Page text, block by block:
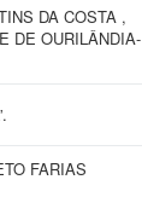
DA COSTA ,
DE OURILÂNDIA-
FARIAS